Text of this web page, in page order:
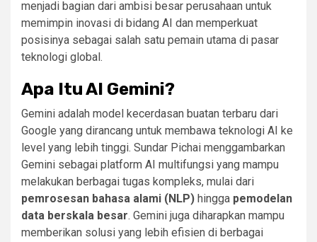
menjadi bagian dari ambisi besar perusahaan untuk
memimpin inovasi di bidang AI dan memperkuat
posisinya sebagai salah satu pemain utama di pasar
teknologi global.
Apa Itu AI Gemini?
Gemini adalah model kecerdasan buatan terbaru dari
Google yang dirancang untuk membawa teknologi AI ke
level yang lebih tinggi. Sundar Pichai menggambarkan
Gemini sebagai platform AI multifungsi yang mampu
melakukan berbagai tugas kompleks, mulai dari
pemrosesan bahasa alami (NLP) hingga pemodelan
data berskala besar. Gemini juga diharapkan mampu
memberikan solusi yang lebih efisien di berbagai